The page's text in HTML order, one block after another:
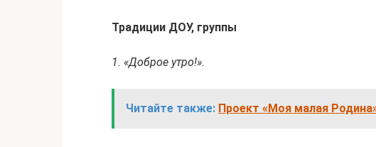
Традиции ДОУ, группы
1. «Доброе утро!».
Читайте также: Проект «Моя малая